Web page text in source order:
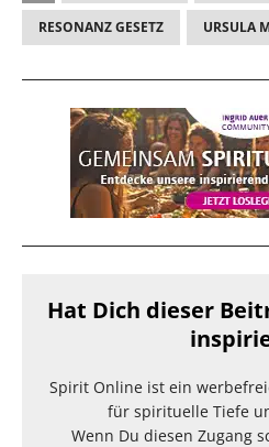
RESONANZ GESETZ URSULA
Hat Dich dieser
Spirit Online ist ein
für spirituelle Tiefe
Wenn Du diesen Zugang